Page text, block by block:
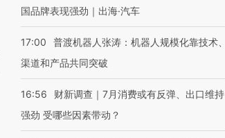
国品牌表现强劲｜出海·汽车
17:00
普渡机器人张涛：机器人规模化靠技术、
渠道和产品共同突破
16:56
财新调查｜7月消费或有反弹、出口维持
强劲 受哪些因素带动？